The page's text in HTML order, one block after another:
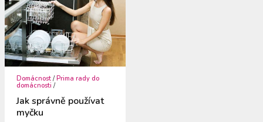
Domácnost /Prima rady do
domácnosti /
Jak správně používat
myčku